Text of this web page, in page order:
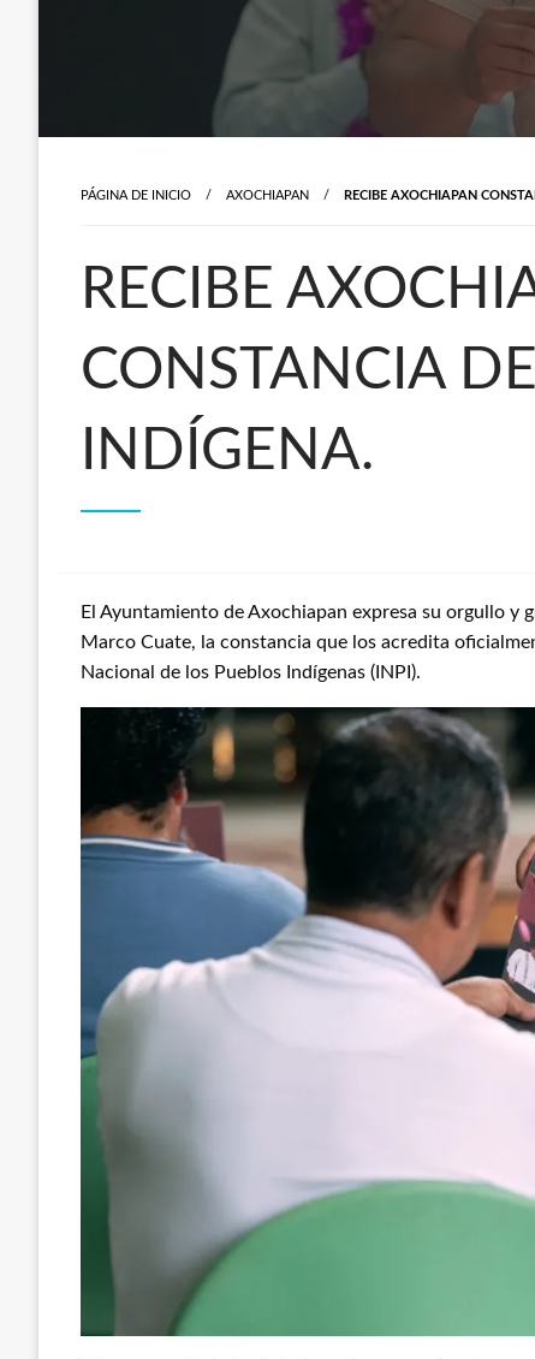
PÁGINA DE INICIO AXOCHIAPAN RECIBE AXOCHIAPAN
RECIBE
CONSTANCIA
INDÍGENA.
El Ayuntamiento de Axochiapan expresa su orgullo y
Marco Cuate, la constancia que los acredita
Nacional de los Pueblos Indígenas (INPI).